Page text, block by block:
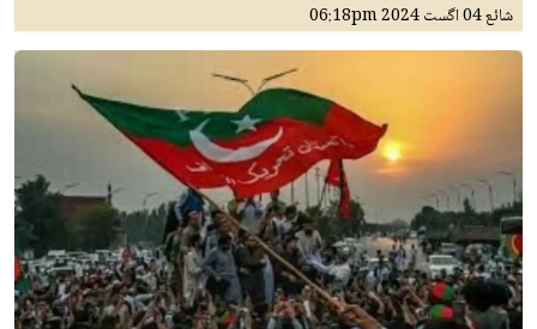
شائع04 اگست 2024 06:18pm